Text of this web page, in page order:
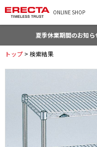
ONLINE SHOP
夏季休業期間のお知ら
トップ > 検索結果